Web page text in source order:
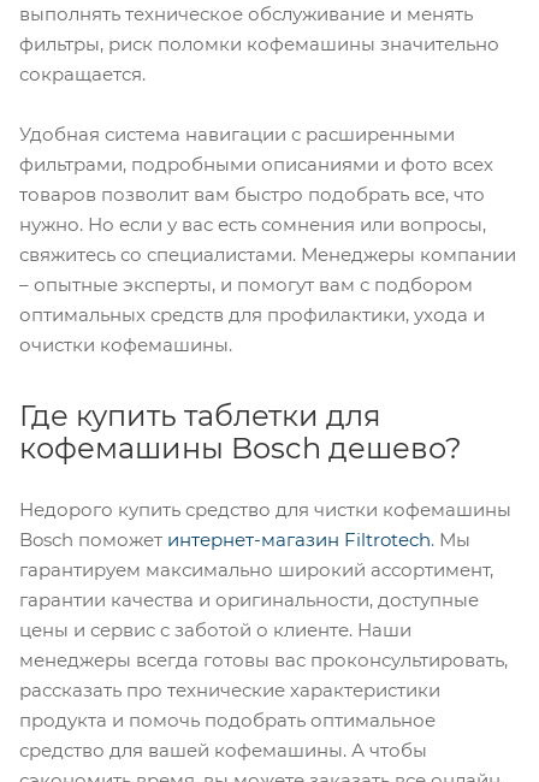
выполнять техническое обслуживание и менять
фильтры, риск поломки кофемашины значительно
сокращается.
Удобная система навигации с расширенными
фильтрами, подробными описаниями и фото всех
товаров позволит вам быстро подобрать все, что
нужно. Но если у вас есть сомнения или вопросы,
свяжитесь со специалистами. Менеджеры компании
– опытные эксперты, и помогут вам с подбором
оптимальных средств для профилактики, ухода и
очистки кофемашины.
Где купить таблетки для
кофемашины Bosch дешево?
Недорого купить средство для чистки кофемашины
Bosch поможет интернет-магазин Filtrotech. Мы
гарантируем максимально широкий ассортимент,
гарантии качества и оригинальности, доступные
цены и сервис с заботой о клиенте. Наши
менеджеры всегда готовы вас проконсультировать,
рассказать про технические характеристики
продукта и помочь подобрать оптимальное
средство для вашей кофемашины. А чтобы